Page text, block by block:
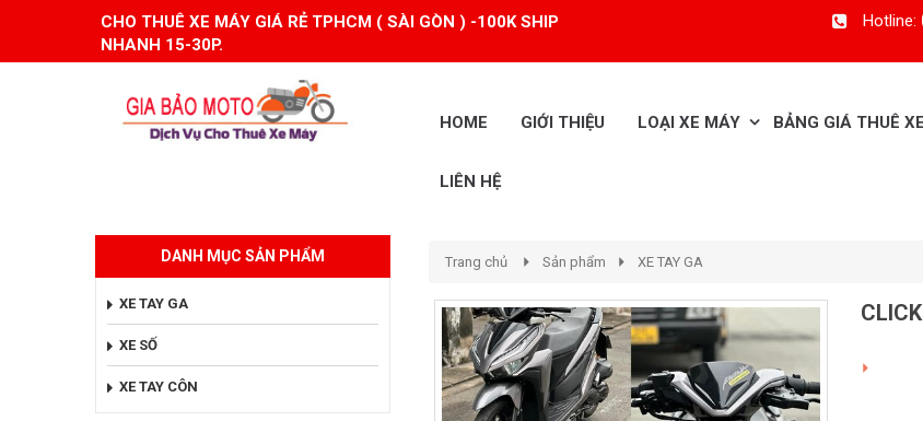
CHO THUÊ XE MÁY GIÁ RẺ TPHCM ( SÀI GÒN ) -100K SHIP
NHANH 15-30P.
Hotline:
HOME GIỚI THIỆU LOẠI XE MÁY BẢNG GIÁ THUÊ XE
LIÊN HỆ
DANH MỤC SẢN PHẨM
XE TAY GA
XE SỐ
XE TAY CÔN
Trang chủ Sản phẩm XE TAY GA
CLICK